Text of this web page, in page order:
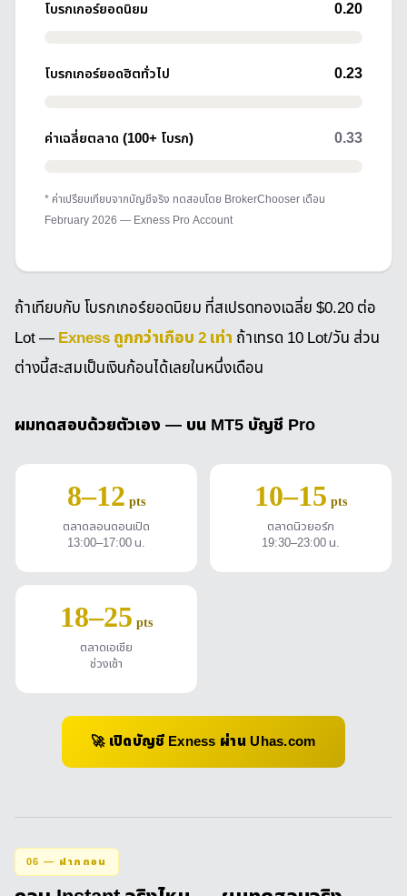
โบรกเกอร์ยอดนิยม 0.20
โบรกเกอร์ยอดฮิตทั่วไป 0.23
ค่าเฉลี่ยตลาด (100+ โบรก) 0.33
* ค่าเปรียบเทียบจากบัญชีจริง ทดสอบโดย BrokerChooser เดือน
February 2026 — Exness Pro Account
ถ้าเทียบกับ โบรกเกอร์ยอดนิยม ที่สเปรดทองเฉลี่ย $0.20 ต่อ
Lot — Exness ถูกกว่าเกือบ 2 เท่า ถ้าเทรด 10 Lot/วัน ส่วน
ต่างนี้สะสมเป็นเงินก้อนได้เลยในหนึ่งเดือน
ผมทดสอบด้วยตัวเอง — บน MT5 บัญชี Pro
8–12 pts
ตลาดลอนดอนเปิด
13:00–17:00 น.
10–15 pts
ตลาดนิวยอร์ก
19:30–23:00 น.
18–25 pts
ตลาดเอเชีย
ช่วงเช้า
🚀 เปิดบัญชี Exness ผ่าน Uhas.com
06 — ฝากถอน